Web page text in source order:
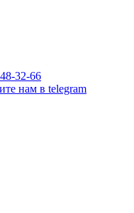
32-66
нам в telegram